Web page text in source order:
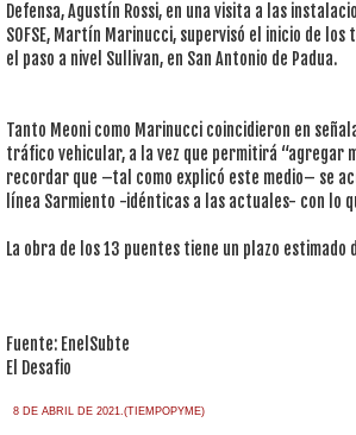
Defensa, Agustín Rossi, en una visita a las
SOFSE, Martín Marinucci, supervisó el inicio de
el paso a nivel Sullivan, en San Antonio de Padua.
Tanto Meoni como Marinucci coincidieron en
tráfico vehicular, a la vez que permitirá “agregar
recordar que –tal como explicó este medio– se
línea Sarmiento -idénticas a las actuales- con lo
La obra de los 13 puentes tiene un plazo
Fuente: EnelSubte
El Desafio
8 DE ABRIL DE 2021.(TIEMPOPYME)